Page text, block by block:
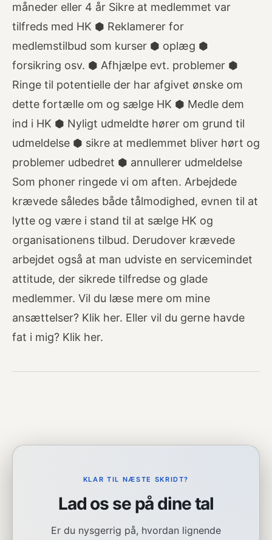
måneder eller 4 år Sikre at medlemmet var
tilfreds med HK ⬢ Reklamerer for
medlemstilbud som kurser ⬢ oplæg ⬢
forsikring osv. ⬢ Afhjælpe evt. problemer ⬢
Ringe til potentielle der har afgivet ønske om
dette fortælle om og sælge HK ⬢ Medle dem
ind i HK ⬢ Nyligt udmeldte hører om grund til
udmeldelse ⬢ sikre at medlemmet bliver hørt og
problemer udbedret ⬢ annullerer udmeldelse
Som phoner ringede vi om aften. Arbejdede
krævede således både tålmodighed, evnen til at
lytte og være i stand til at sælge HK og
organisationens tilbud. Derudover krævede
arbejdet også at man udviste en servicemindet
attitude, der sikrede tilfredse og glade
medlemmer. Vil du læse mere om mine
ansættelser? Klik her. Eller vil du gerne havde
fat i mig? Klik her.
KLAR TIL NÆSTE SKRIDT?
Lad os se på dine tal
Er du nysgerrig på, hvordan lignende